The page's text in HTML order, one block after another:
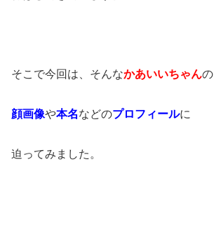
そこで今回は、そんなかあいいちゃんの
顔画像や本名などのプロフィールに
迫ってみました。